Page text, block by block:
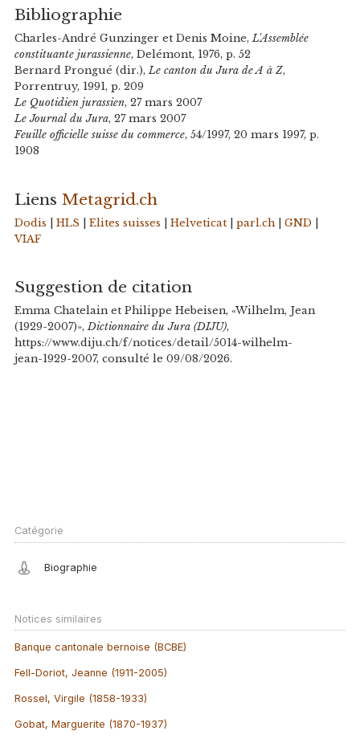
Bibliographie
Charles-André Gunzinger et Denis Moine,L'Assemblée
constituante jurassienne, Delémont, 1976, p. 52
Bernard Prongué (dir.),Le canton du Jura de A à Z,
Porrentruy, 1991, p. 209
Le Quotidien jurassien, 27 mars 2007
Le Journal du Jura, 27 mars 2007
Feuille officielle suisse du commerce, 54/1997, 20 mars 1997, p.
1908
Liens Metagrid.ch
Dodis HLS Elites suisses Helveticat| parl.ch| GND
VIAF
Suggestion de citation
Emma Chatelain et Philippe Hebeisen, «Wilhelm, Jean
(1929-2007)»,Dictionnaire du Jura (DIJU),
https://www.diju.ch/f/notices/detail/5014-wilhelm-
jean-1929-2007, consulté le 09/08/2026.
Catégorie
Biographie
Notices similaires
Banque cantonale bernoise (BCBE)
Fell-Doriot, Jeanne (1911-2005)
Rossel, Virgile (1858-1933)
Gobat, Marguerite (1870-1937)